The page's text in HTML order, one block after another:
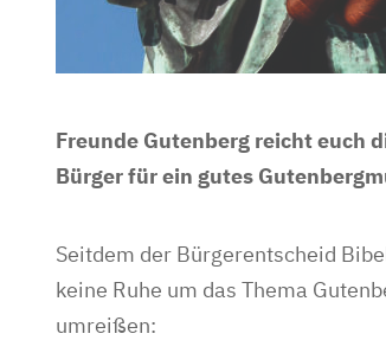
Freunde Gutenberg reicht euch
Bürger für ein gutes
Seitdem der Bürgerentscheid
keine Ruhe um das Thema
umreißen: